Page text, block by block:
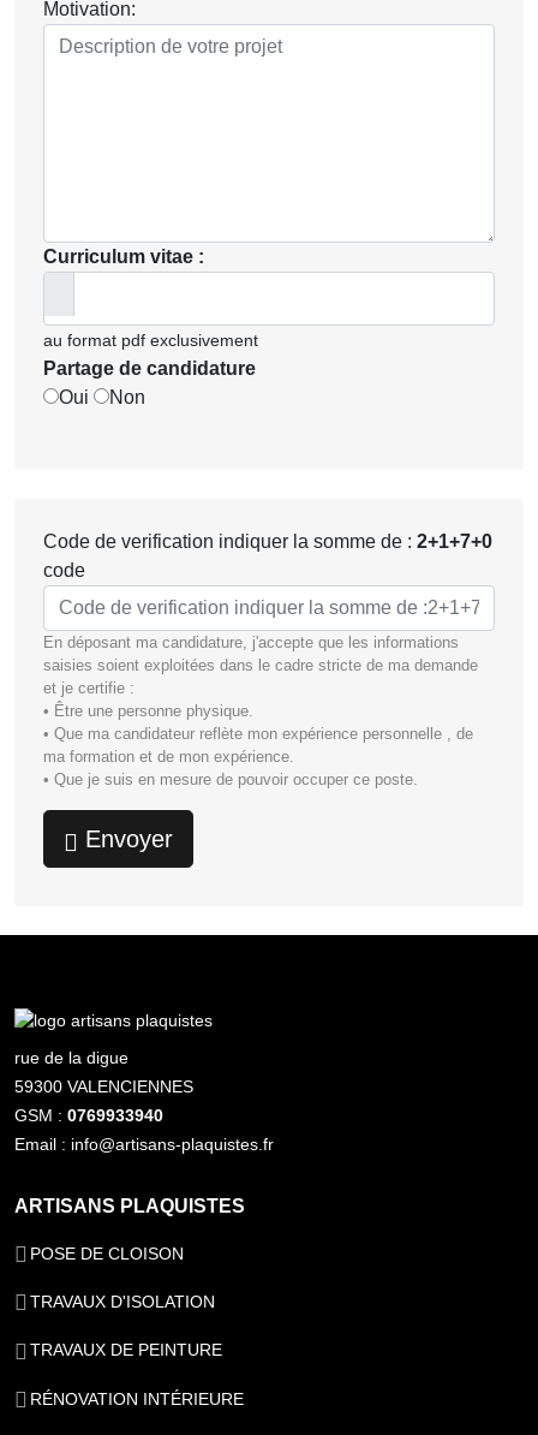
Motivation:
Curriculum vitae :
au format pdf exclusivement
Partage de candidature
Oui
Non
Code de verification indiquer la somme de : 2+1+7+0
code
En déposant ma candidature, j'accepte que les informations
saisies soient exploitées dans le cadre stricte de ma demande
et je certifie :
• Être une personne physique.
• Que ma candidateur reflète mon expérience personnelle , de
ma formation et de mon expérience.
• Que je suis en mesure de pouvoir occuper ce poste.
Envoyer
rue de la digue
59300 VALENCIENNES
GSM : 0769933940
Email : info@artisans-plaquistes.fr
ARTISANS PLAQUISTES
POSE DE CLOISON
TRAVAUX D'ISOLATION
TRAVAUX DE PEINTURE
RÉNOVATION INTÉRIEURE